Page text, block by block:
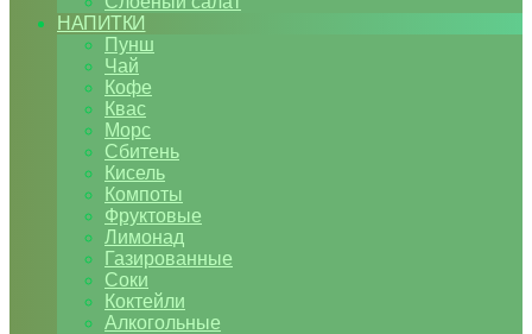
НАПИТКИ
Пунш
Чай
Кофе
Квас
Морс
Сбитень
Кисель
Компоты
Фруктовые
Лимонад
Газированные
Соки
Коктейли
Алкогольные